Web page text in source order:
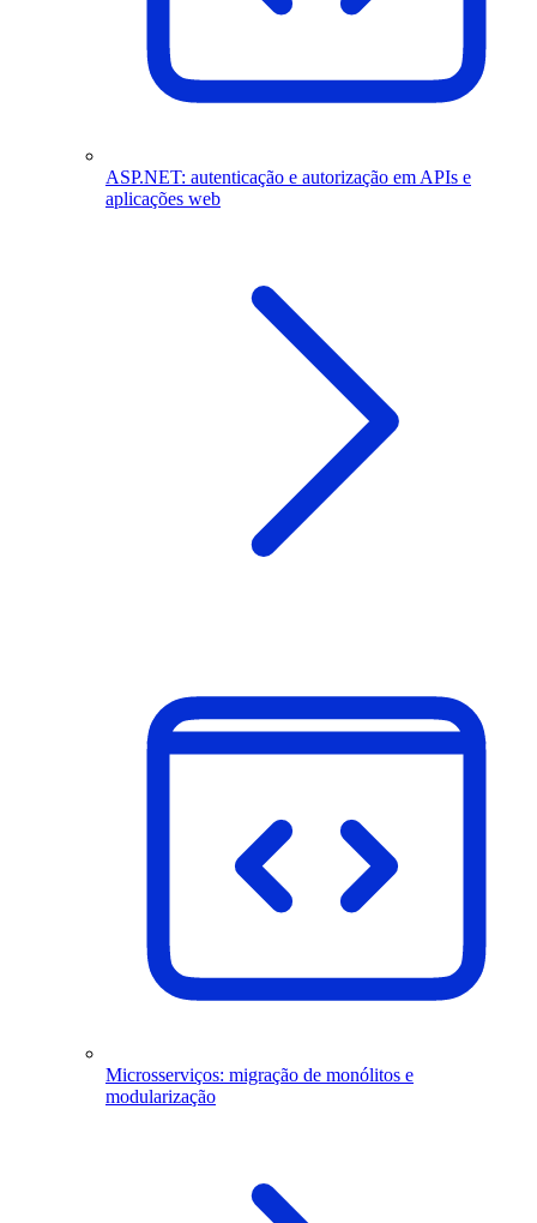
ASP.NET: autenticação e autorização em APIs e
aplicações web
Microsserviços: migração de monólitos e
modularização